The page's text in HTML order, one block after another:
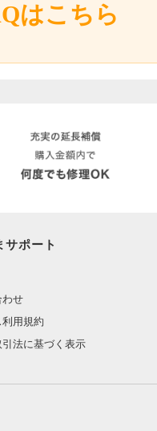
はこちら
サポート
わせ
用規約
法に基づく表示